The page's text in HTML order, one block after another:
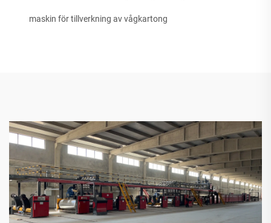
maskin för tillverkning av vågkartong